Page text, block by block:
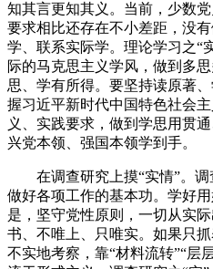
知其言更知其义。当前，少数
要求相比还存在不小差距，没
学、联系实际学。理论学习之“
际的马克思主义学风，做到多
思、学有所得。要坚持读原著
握习近平新时代中国特色社会
义、实践要求，做到学思用贯
兴党本领、强国本领学到手。
在调查研究上摸“实情”。
做好各项工作的基本功。学好
是，坚守党性原则，一切从实
书、不唯上、只唯实。如果只
不实地考察，靠“材料流转”“层